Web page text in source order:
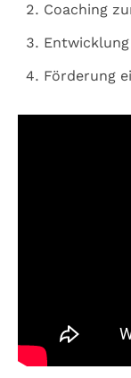
Coaching
Förderung